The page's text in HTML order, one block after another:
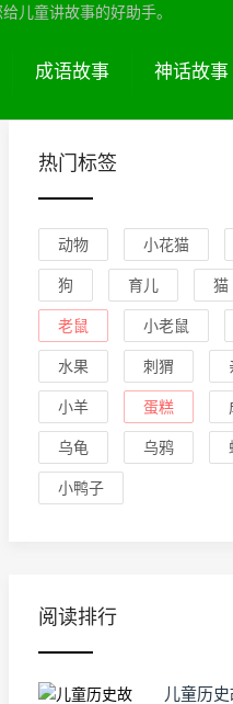
儿童讲故事的好助手。
成语故事 神话故事
热门标签
动物 小花猫
狗 育儿 猫
老鼠 小老鼠
水果 刺猬
小羊 蛋糕
乌龟 乌鸦
小鸭子
阅读排行
儿童历